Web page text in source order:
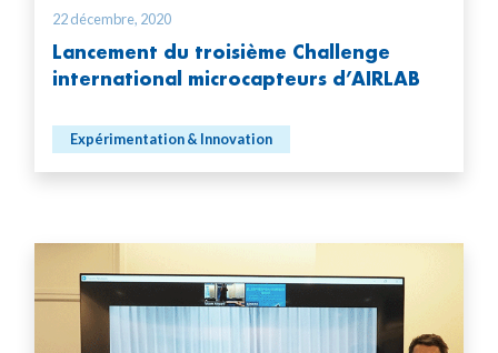
22 décembre, 2020
Lancement du troisième Challenge
international microcapteurs d’AIRLAB
Expérimentation & Innovation